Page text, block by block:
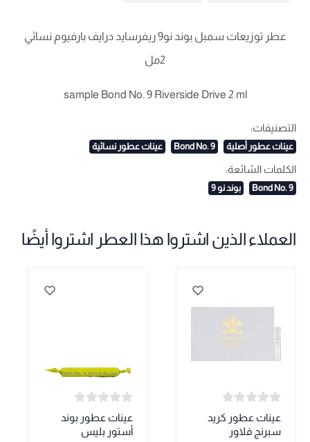
عطر توزيعات سمبل بوند نو9 ريفرسايد درايف بارفيوم نسائي
2مل
sample Bond No. 9 Riverside Drive 2 ml
التصنيفات:
عينات عطور أصلية Bond No. 9 عينات عطور نسائية
الكلمات الشائعة:
Bond No. 9 بوند نو 9
العملاء الذين اشتروا هذا العطر اشتروا أيضًا
عينات عطور كريد
سبرنج فلاور
عينات عطور بوند
أستور بليس